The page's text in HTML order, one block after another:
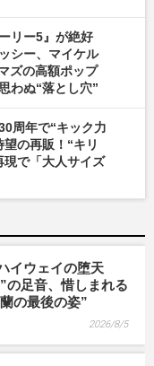
リー5』が絶好
シー、マイケル
ズの高額ポップ
わぬ“落とし穴”
周年で“キック力
の再販！“キリ
現で「大人サイズ
イウェイの堕天
の足音、惜しまれる
の最後の姿”
2026/8/5